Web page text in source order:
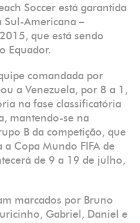
Soccer está garantida
Sul-Americana –
que está sendo
Equador.
comandada por
a Venezuela, por 8 a 1,
na fase classificatória
mantendo-se na
B da competição, que
Copa Mundo FIFA de
de 9 a 19 de julho,
marcados por Bruno
Gabriel, Daniel e